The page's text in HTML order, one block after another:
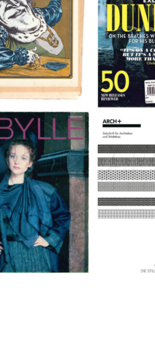
SIBYLLE 6/89 ARCH+ Nr.